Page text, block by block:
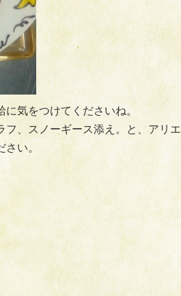
気をつけてくださいね。
、スノーギース添え。と、アリ
い。